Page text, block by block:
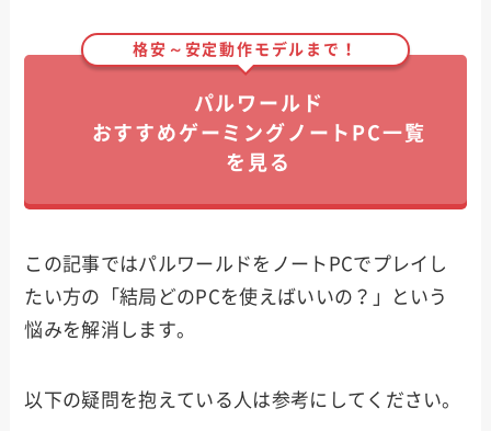
格安～安定動作モデルまで！
パルワールド
おすすめゲーミングノートPC一覧
を見る
この記事ではパルワールドをノートPCでプレイし
たい方の「結局どのPCを使えばいいの？」という
悩みを解消します。
以下の疑問を抱えている人は参考にしてください。